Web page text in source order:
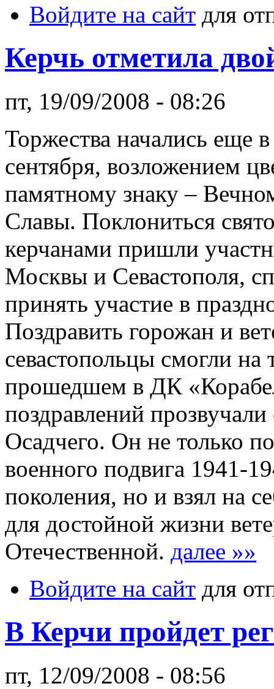
Войдите на сайт для
Керчь отметила
пт, 19/09/2008 - 08:26
Торжества начались еще
сентября, возложением
памятному знаку –
Славы. Поклониться
керчанами пришли
Москвы и Севастополя,
принять участие в
Поздравить горожан и
севастопольцы смогли
прошедшем в ДК
поздравлений
Осадчего. Он не только
военного подвига 1941-
поколения, но и взял на
для достойной жизни
Отечественной. далее »»
Войдите на сайт для
В Керчи пройдет
пт, 12/09/2008 - 08:56